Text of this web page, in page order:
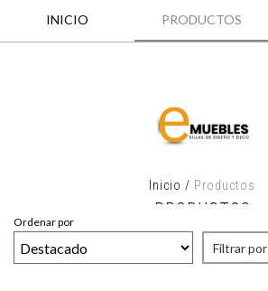
INICIO PRODUCTOS
Inicio / Productos
PRODUCTOS
Ordenar por
Filtrar por